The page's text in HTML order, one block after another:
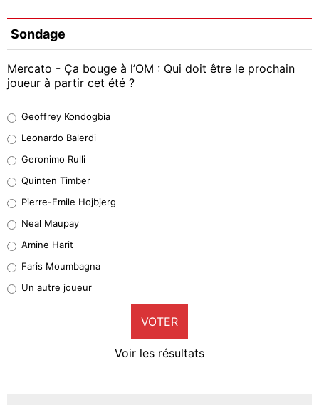
Sondage
Mercato - Ça bouge à l’OM : Qui doit être le prochain
joueur à partir cet été ?
38%
32%
5%
1%
9%
Geoffrey Kondogbia
Leonardo Balerdi
Geronimo Rulli
Quinten Timber
Pierre-Emile Hojbjerg
Neal Maupay
Amine Harit
Faris Moumbagna
Un autre joueur
VOTER
Voir les résultats